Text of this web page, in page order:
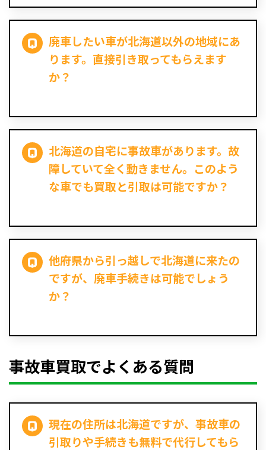
廃車したい車が北海道以外の地域にあ
ります。直接引き取ってもらえます
か？
北海道の自宅に事故車があります。故
障していて全く動きません。このよう
な車でも買取と引取は可能ですか？
他府県から引っ越しで北海道に来たの
ですが、廃車手続きは可能でしょう
か？
事故車買取でよくある質問
現在の住所は北海道ですが、事故車の
引取りや手続きも無料で代行してもら